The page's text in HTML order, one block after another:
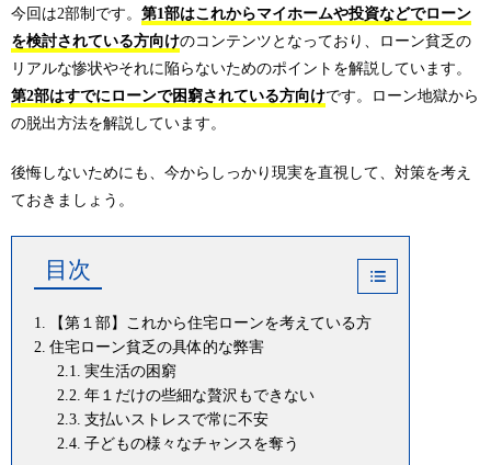
今回は2部制です。 第1部はこれからマイホームや投資などでローン
を検討されている方向けのコンテンツとなっており、ローン貧乏の
リアルな惨状やそれに陥らないためのポイントを解説しています。
第2部はすでにローンで困窮されている方向けです。ローン地獄から
の脱出方法を解説しています。
後悔しないためにも、今からしっかり現実を直視して、対策を考え
ておきましょう。
目次
【第１部】これから住宅ローンを考えている方
住宅ローン貧乏の具体的な弊害
実生活の困窮
年１だけの些細な贅沢もできない
支払いストレスで常に不安
子どもの様々なチャンスを奪う